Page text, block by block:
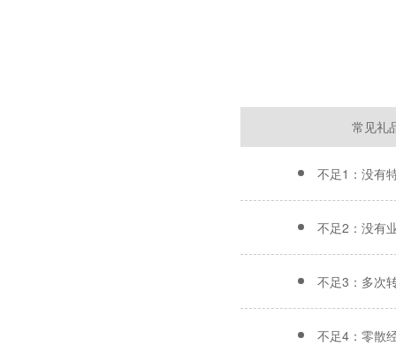
常见礼
不足1：没有
不足2：没有
不足3：多次
不足4：零散